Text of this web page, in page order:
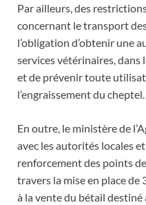
Par ailleurs, des
concernant le transport
l’obligation d’obtenir une
services vétérinaires, dans
et de prévenir toute
l’engraissement du cheptel.
En outre, le ministère de
avec les autorités locales
renforcement des points
travers la mise en place
à la vente du bétail destiné